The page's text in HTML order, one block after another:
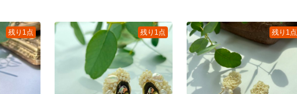
残り1点 残り1点 残り1点